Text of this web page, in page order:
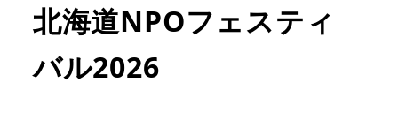
北海道NPOフェスティ
バル2026